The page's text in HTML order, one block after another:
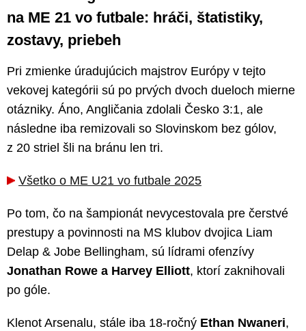
na ME 21 vo futbale: hráči, štatistiky,
zostavy, priebeh
Pri zmienke úradujúcich majstrov Európy v tejto
vekovej kategórii sú po prvých dvoch dueloch mierne
otázniky. Áno, Angličania zdolali Česko 3:1, ale
následne iba remizovali so Slovinskom bez gólov,
z 20 striel šli na bránu len tri.
Všetko o ME U21 vo futbale 2025
Po tom, čo na šampionát nevycestovala pre čerstvé
prestupy a povinnosti na MS klubov dvojica Liam
Delap & Jobe Bellingham, sú lídrami ofenzívy
Jonathan Rowe a Harvey Elliott, ktorí zaknihovali
po góle.
Klenot Arsenalu, stále iba 18-ročný Ethan Nwaneri,